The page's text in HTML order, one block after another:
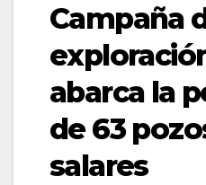
Campaña
abarca la
de 63
salares